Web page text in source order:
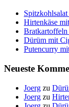
Hirtenkäse
Dürüm mit
Putencurry
Neueste
Joerg zu
Joerg zu